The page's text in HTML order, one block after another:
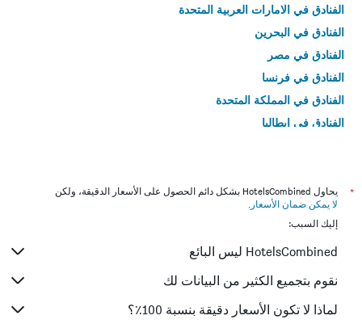
الفنادق في الامارات العربية المتحدة
الفنادق في البحرين
الفنادق في مصر
الفنادق في فرنسا
الفنادق في المملكة المتحدة
الفنادق في إيطاليا
*
يحاول HotelsCombined بشكل دائم الحصول على الأسعار الدقيقة، ولكن
لا يمكن ضمان الأسعار .
إليك السبب:
HotelsCombined ليس البائع
نقوم بتجميع الكثير من البيانات لك
لماذا لا تكون الأسعار دقيقة بنسبة 100٪؟